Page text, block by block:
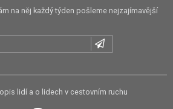
na něj každý týden pošleme nejzajímavější
lidí a o lidech v cestovním ruchu